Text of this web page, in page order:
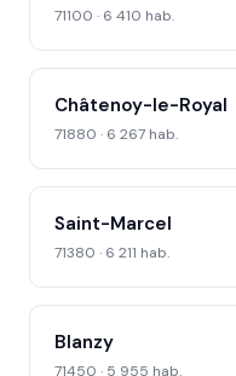
71100 · 6 410 hab.
Châtenoy-le-Royal
71880 · 6 267 hab.
Saint-Marcel
71380 · 6 211 hab.
Blanzy
71450 · 5 955 hab.